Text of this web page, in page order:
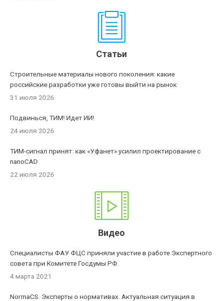
Статьи
Строительные материалы нового поколения: какие
российские разработки уже готовы выйти на рынок
31 июля 2026
Подвинься, ТИМ! Идет ИИ!
24 июля 2026
ТИМ-сигнал принят: как «Уфанет» усилил проектирование с
nanoCAD
22 июля 2026
Видео
Специалисты ФАУ ФЦС приняли участие в работе Экспертного
совета при Комитете Госдумы РФ
4 марта 2021
NormaCS. Эксперты о нормативах. Актуальная ситуация в